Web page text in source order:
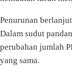
Penurunan
Dalam sudut
perubahan jumlah
yang sama.